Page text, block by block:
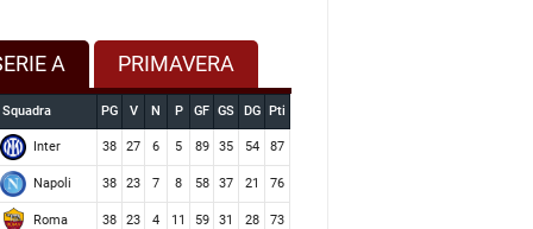
A PRIMAVERA
Squadra PG V N P GF GS DG Pti
Inter 38 27 6 5 89 35 54 87
Napoli 38 23 7 8 58 37 21 76
Roma 38 23 4 11 59 31 28 73